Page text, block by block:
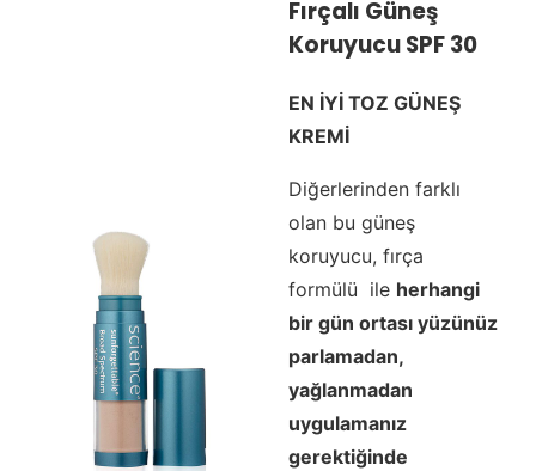
Fırçalı Güneş
Koruyucu SPF 30
EN İYİ TOZ GÜNEŞ
KREMİ
Diğerlerinden farklı
olan bu güneş
koruyucu, fırça
formülü ile herhangi
bir gün ortası yüzünüz
parlamadan,
yağlanmadan
uygulamanız
gerektiğinde